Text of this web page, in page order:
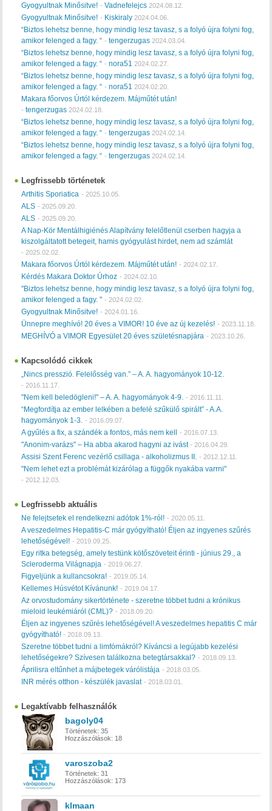
Gyogyultnak Minősitve! -Vadnefelejcs 2024.08.12.
Gyogyultnak Minősitve! - Kiskiraly 2024.04.06.
“Biztos lehetsz benne, hogy mindig lesz tavasz, s a folyó újra folyni fog,
amikor felenged a fagy. “ -tengerzugas 2024.03.04.
“Biztos lehetsz benne, hogy mindig lesz tavasz, s a folyó újra folyni fog,
amikor felenged a fagy. “ -nora51 2024.02.27.
“Biztos lehetsz benne, hogy mindig lesz tavasz, s a folyó újra folyni fog,
amikor felenged a fagy. “ -nora51 2024.02.20.
Makara főorvos Úrtól kérdezem. Májműtét után!
-tengerzugas 2024.02.18.
“Biztos lehetsz benne, hogy mindig lesz tavasz, s a folyó újra folyni fog,
amikor felenged a fagy. “ -tengerzugas 2024.02.14.
“Biztos lehetsz benne, hogy mindig lesz tavasz, s a folyó újra folyni fog,
amikor felenged a fagy. “ -tengerzugas 2024.02.14.
Legfrissebb történetek
Arthitis Sporiatica - 2025.10.05.
ALS - 2025.09.20.
ALS - 2025.09.20.
A Nap-Kör Mentálhigiénés Alapítvány felelőtlenül cserben hagyja a
kiszolgáltatott betegeit, hamis gyógyulást hirdet, nem ad számlát
- 2025.02.02.
Makara főorvos Úrtól kérdezem. Májműtét után! - 2024.02.17.
Kérdés Makara Doktor Úrhoz - 2024.02.10.
"Biztos lehetsz benne, hogy mindig lesz tavasz, s a folyó újra folyni fog,
amikor felenged a fagy. " - 2024.02.02.
Gyogyultnak Minősitve! - 2024.01.16.
Ünnepre meghívó! 20 éves a VIMOR! 10 éve az új kezelés! - 2023.11.18.
MEGHÍVÓ a VIMOR Egyesület 20 éves születésnapjára - 2023.10.26.
Kapcsolódó cikkek
„Nincs presszió. Felelősség van.” – A. A. hagyományok 10-12.
- 2016.11.17.
"Nem kell beledögleni!" – A. A. hagyományok 4-9. - 2016.11.11.
“Megfordítja az ember lelkében a befelé szűkülő spirált” - A.A.
hagyományok 1-3. - 2016.09.07.
A gyűlés a fix, a szándék a fontos, más nem kell - 2016.07.13.
"Anonim-varázs" – Ha abba akarod hagyni az ivást- 2016.04.29.
Assisi Szent Ferenc vezérlő csillaga - alkoholizmus II. - 2012.12.11.
"Nem lehet ezt a problémát kizárólag a függők nyakába varrni"
- 2012.12.03.
Legfrissebb aktuális
Ne felejtsetek el rendelkezni adótok 1%-ról! - 2020.05.11.
A veszedelmes Hepatitis-C már gyógyítható! Éljen az ingyenes szűrés
lehetőségével! - 2019.09.25.
Egy ritka betegség, amely testünk kötőszöveteit érinti - június 29., a
Scleroderma Világnapja - 2019.06.27.
Figyeljünk a kullancsokra! - 2019.05.14.
Kellemes Húsvétot Kívánunk! - 2019.04.17.
Az orvostudomány sikertörténete - szeretne többet tudni a krónikus
mieloid leukémiáról (CML)? - 2018.09.20.
Éljen az ingyenes szűrés lehetőségével! A veszedelmes hepatitis C már
gyógyítható!- 2018.09.13.
Szeretne többet tudni a limfómákról? Kíváncsi a legújabb kezelési
lehetőségekre? Szívesen találkozna betegtársakkal? - 2018.09.13.
Áprilisra eltűnhet a májbetegek várólistája - 2018.03.05.
INR mérés otthon - készülék javaslat - 2018.03.01.
Legaktívabb felhasználók
bagoly04
Történetek: 35
Hozzászólások: 18
varoszoba2
Történetek: 31
Hozzászólások: 173
klmaan